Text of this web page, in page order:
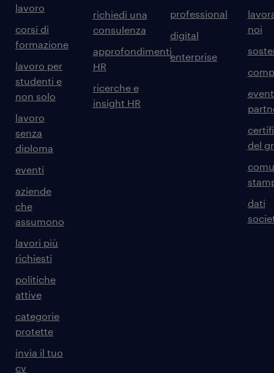
lavoro
corsi di
formazione
lavoro per
studenti e
non solo
lavoro
senza
diploma
eventi
aziende
che
assumono
lavori più
richiesti
politiche
attive
categorie
protette
invia il tuo
cv
richiedi una
consulenza
approfondimenti
HR
ricerche e
insight HR
professional
digital
enterprise
noi
del
dati